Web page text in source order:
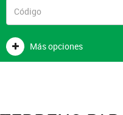
Más opciones